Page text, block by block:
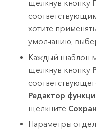
щелкнув кнопку
хотите
умолчанию,
Каждый шаблон
щелкнув кнопку
Редактор
щелкните
Параметры